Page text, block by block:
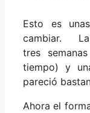
Esto es
cambiar.
tres
tiempo) y
pareció
Ahora el